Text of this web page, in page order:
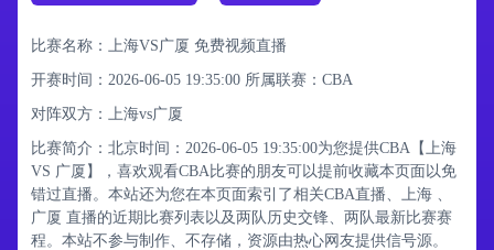
比赛名称：上海VS广厦 免费视频直播
开赛时间：2026-06-05 19:35:00 所属联赛： CBA
对阵双方：上海vs广厦
比赛简介：北京时间：2026-06-05 19:35:00为您提供CBA【上海
VS 广厦】，喜欢观看CBA比赛的朋友可以提前收藏本页面以免
错过直播。本站还为您在本页面索引了相关CBA直播、上海 、
广厦 直播的近期比赛列表以及两队历史交锋、两队最新比赛赛
程。本站不参与制作、不存储，资源由热心网友提供信号源。